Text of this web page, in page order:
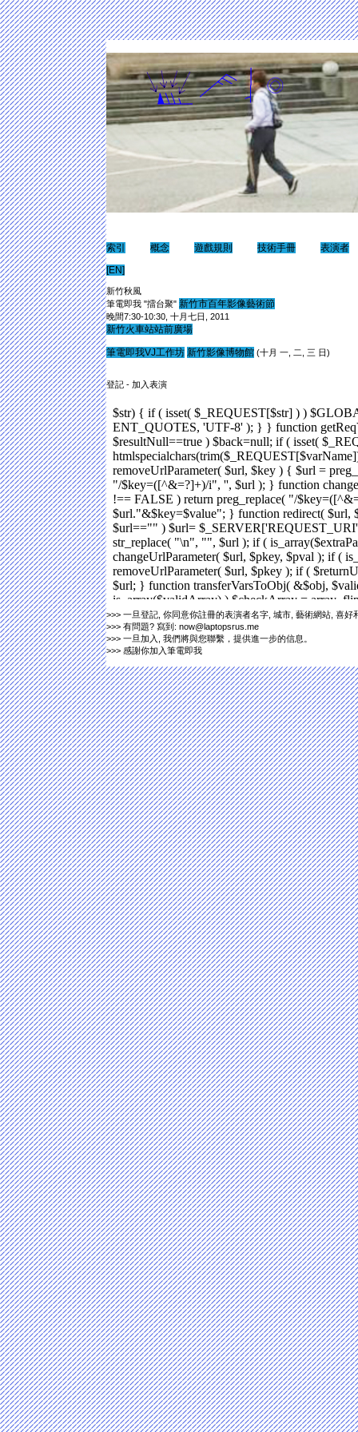
索引 概念 遊戲規則 技術手冊
表演者
[EN]
新竹秋風
筆電即我 "擂台聚" 新竹市百年影像藝術節
晚間7:30-10:30, 十月七日, 2011
新竹火車站站前廣場
筆電即我VJ工作坊 新竹影像博物館(十月 一, 二, 三 日)
登記 - 加入表演
>>> 一旦登記, 你同意你註冊的表演者名字, 城市, 藝術網站, 喜
>>> 有問題? 寫到: now@laptopsrus.me
>>> 一旦加入, 我們將與您聯繫，提供進一步的信息。
>>> 感謝你加入筆電即我